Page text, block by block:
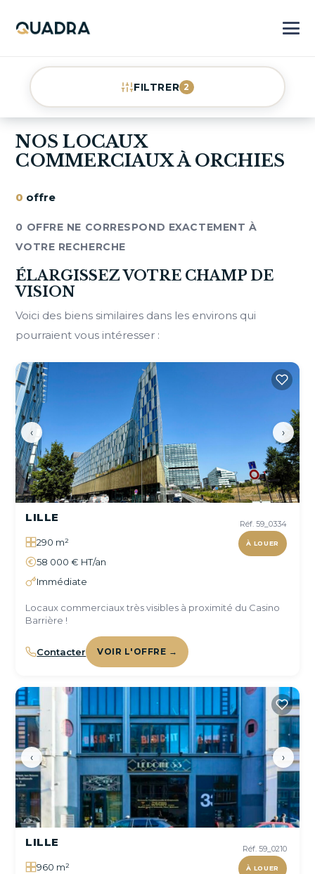
FILTRER 2
NOS LOCAUX
COMMERCIAUX À ORCHIES
0 offre
0 OFFRE NE CORRESPOND EXACTEMENT À
VOTRE RECHERCHE
ÉLARGISSEZ VOTRE CHAMP DE
VISION
Voici des biens similaires dans les environs qui
pourraient vous intéresser :
‹ ›
Réf. 59_0334
À LOUER
LILLE
290 m²
58 000 € HT/an
Immédiate
Locaux commerciaux très visibles à proximité du Casino
Barrière !
Contacter VOIR L'OFFRE →
‹ ›
Réf. 59_0210
À LOUER
LILLE
960 m²